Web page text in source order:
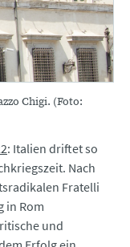
Chigi. (Foto:
: Italien driftet so
Nach
Fratelli
in Rom
und